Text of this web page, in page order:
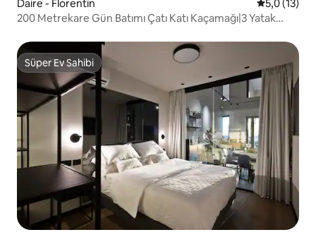
Daire - Florentin 55,0 (13)
200 Metrekare Gün Batımı Çatı Katı Kaçamağı|3 Yatak
Süper Ev Sahibi
Süper Ev Sahibi